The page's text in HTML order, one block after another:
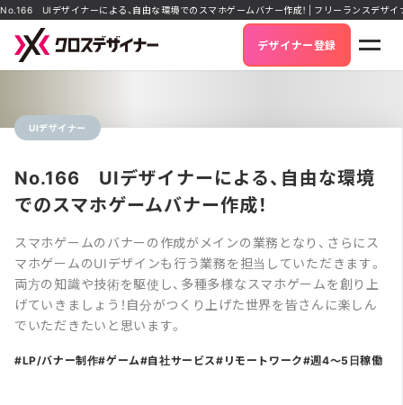
No.166 UIデザイナーによる、自由な環境でのスマホゲームバナー作成！ | フリーランスデザイ
デザイナー登録
UIデザイナー
No.166 UIデザイナーによる、自由な環境
でのスマホゲームバナー作成！
スマホゲームのバナーの作成がメインの業務となり、さらにス
マホゲームのUIデザインも行う業務を担当していただきます。
両方の知識や技術を駆使し、多種多様なスマホゲームを創り上
げていきましょう！自分がつくり上げた世界を皆さんに楽しん
でいただきたいと思います。
LP/バナー制作 ゲーム 自社サービス リモートワーク 週4〜5日稼働